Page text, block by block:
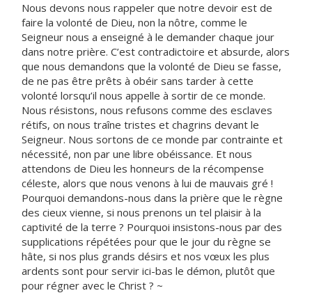
Nous devons nous rappeler que notre devoir est de
faire la volonté de Dieu, non la nôtre, comme le
Seigneur nous a enseigné à le demander chaque jour
dans notre prière. C’est contradictoire et absurde, alors
que nous demandons que la volonté de Dieu se fasse,
de ne pas être prêts à obéir sans tarder à cette
volonté lorsqu’il nous appelle à sortir de ce monde.
Nous résistons, nous refusons comme des esclaves
rétifs, on nous traîne tristes et chagrins devant le
Seigneur. Nous sortons de ce monde par contrainte et
nécessité, non par une libre obéissance. Et nous
attendons de Dieu les honneurs de la récompense
céleste, alors que nous venons à lui de mauvais gré !
Pourquoi demandons-nous dans la prière que le règne
des cieux vienne, si nous prenons un tel plaisir à la
captivité de la terre ? Pourquoi insistons-nous par des
supplications répétées pour que le jour du règne se
hâte, si nos plus grands désirs et nos vœux les plus
ardents sont pour servir ici-bas le démon, plutôt que
pour régner avec le Christ ? ~